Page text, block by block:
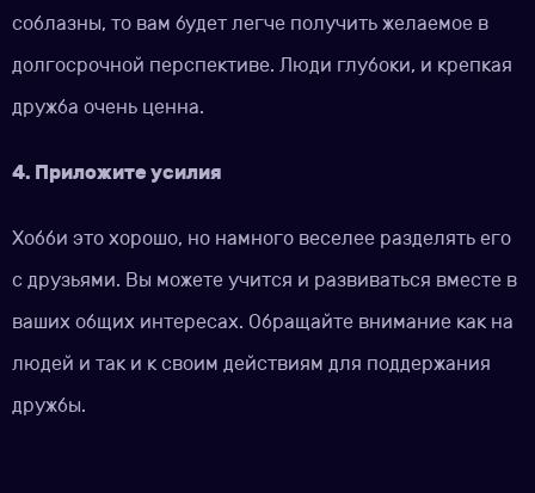
соблазны, то вам будет легче получить желаемое в
долгосрочной перспективе. Люди глубоки, и крепкая
дружба очень ценна.
4. Приложите усилия
Хобби это хорошо, но намного веселее разделять его
с друзьями. Вы можете учится и развиваться вместе в
ваших общих интересах. Обращайте внимание как на
людей и так и к своим действиям для поддержания
дружбы.